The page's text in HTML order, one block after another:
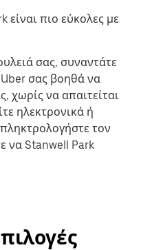
είναι πιο εύκολες με
σας, συναντάτε
Uber σας βοηθά να
χωρίς να απαιτείται
ηλεκτρονικά ή
τον
να Stanwell Park